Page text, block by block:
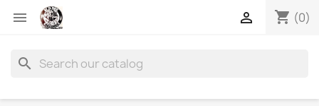
 shopping_cart (0)

search